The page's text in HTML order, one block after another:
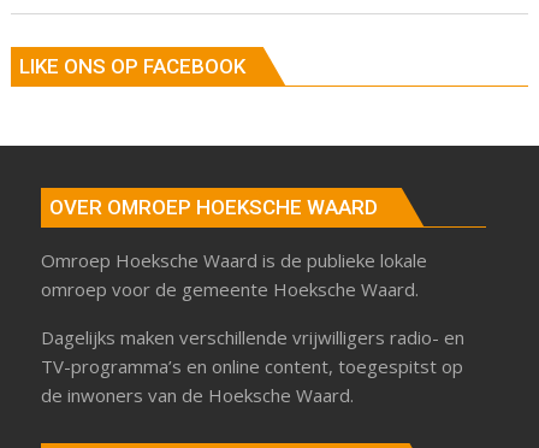
LIKE ONS OP FACEBOOK
OVER OMROEP HOEKSCHE WAARD
Omroep Hoeksche Waard is de publieke lokale
omroep voor de gemeente Hoeksche Waard.
Dagelijks maken verschillende vrijwilligers radio- en
TV-programma’s en online content, toegespitst op
de inwoners van de Hoeksche Waard.